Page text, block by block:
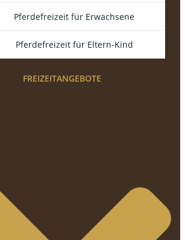
Pferdefreizeit für Erwachsene
Pferdefreizeit für Eltern-Kind
FREIZEITANGEBOTE